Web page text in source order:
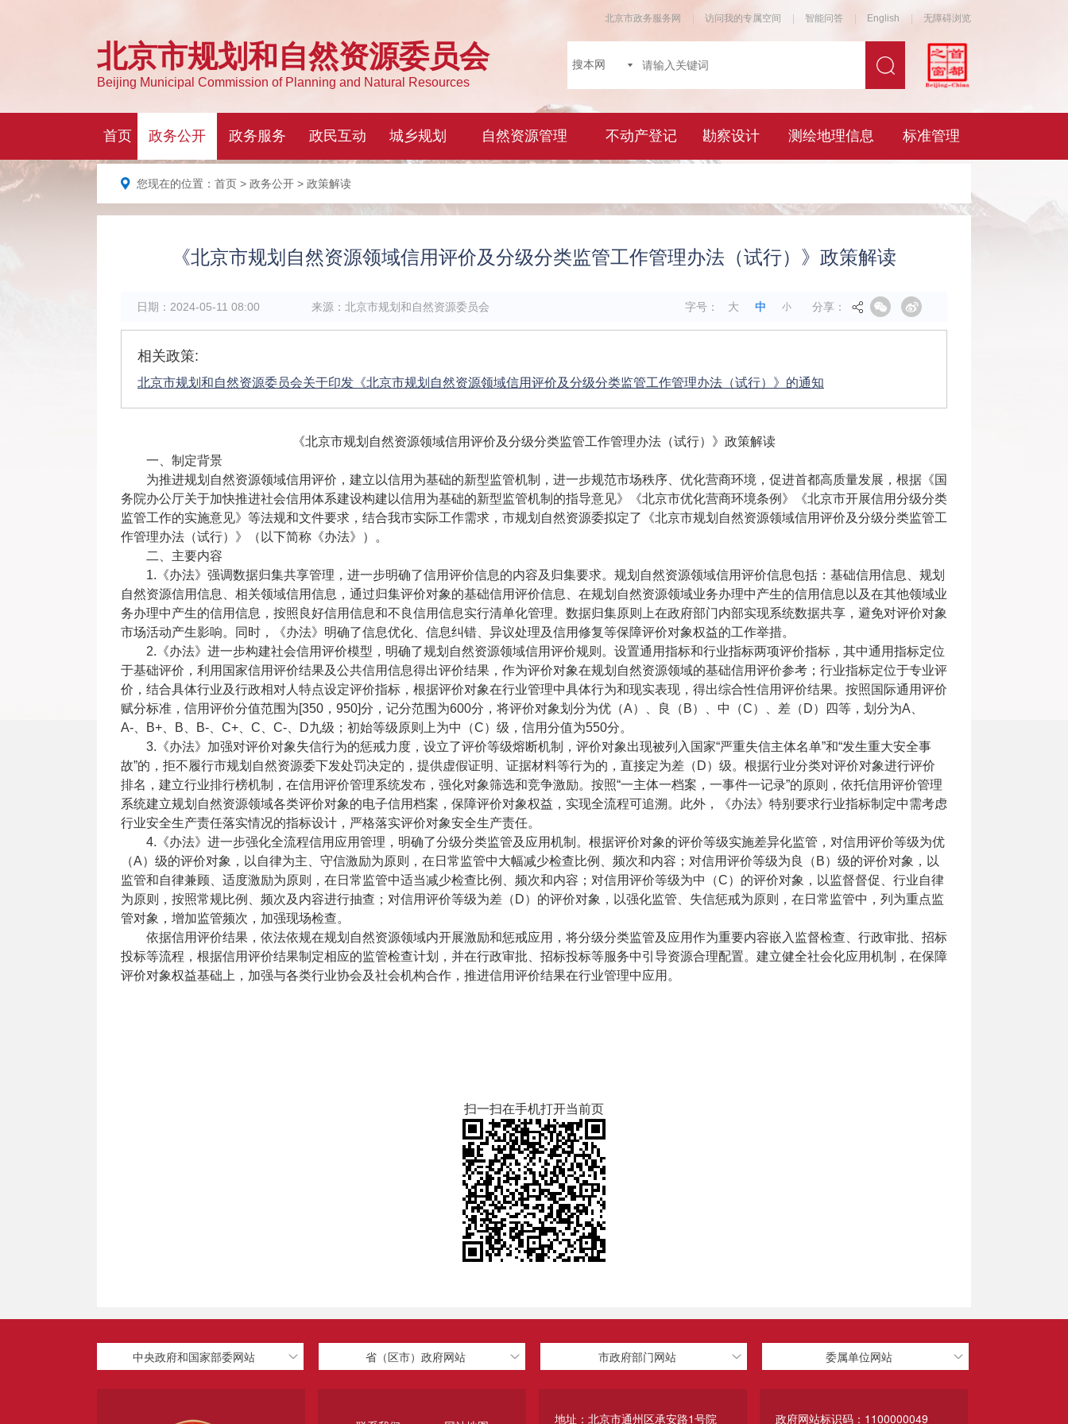
您现在的位置： 首页 > 政务公开 > 政策解读
《北京市规划自然资源领域信用评价及分级分类监管工作管理办法（试行）》政策解读
日期： 2024-05-11 08:00 来源： 北京市规划和自然资源委员会 字号： 大 中 小 分享：
相关政策:
北京市规划和自然资源委员会关于印发《北京市规划自然资源领域信用评价及分级分类监管工作管理办法（试行）》的通知
《北京市规划自然资源领域信用评价及分级分类监管工作管理办法（试行）》政策解读
一、制定背景
为推进规划自然资源领域信用评价，建立以信用为基础的新型监管机制，进一步规范市场秩序、优化营商环境，促进首都高质量发展，根据《国
务院办公厅关于加快推进社会信用体系建设构建以信用为基础的新型监管机制的指导意见》《北京市优化营商环境条例》《北京市开展信用分级分类
监管工作的实施意见》等法规和文件要求，结合我市实际工作需求，市规划自然资源委拟定了《北京市规划自然资源领域信用评价及分级分类监管工
作管理办法（试行）》（以下简称《办法》）。
二、主要内容
1.《办法》强调数据归集共享管理，进一步明确了信用评价信息的内容及归集要求。规划自然资源领域信用评价信息包括：基础信用信息、规划
自然资源信用信息、相关领域信用信息，通过归集评价对象的基础信用评价信息、在规划自然资源领域业务办理中产生的信用信息以及在其他领域业
务办理中产生的信用信息，按照良好信用信息和不良信用信息实行清单化管理。数据归集原则上在政府部门内部实现系统数据共享，避免对评价对象
市场活动产生影响。同时，《办法》明确了信息优化、信息纠错、异议处理及信用修复等保障评价对象权益的工作举措。
2.《办法》进一步构建社会信用评价模型，明确了规划自然资源领域信用评价规则。设置通用指标和行业指标两项评价指标，其中通用指标定位
于基础评价，利用国家信用评价结果及公共信用信息得出评价结果，作为评价对象在规划自然资源领域的基础信用评价参考；行业指标定位于专业评
价，结合具体行业及行政相对人特点设定评价指标，根据评价对象在行业管理中具体行为和现实表现，得出综合性信用评价结果。按照国际通用评价
赋分标准，信用评价分值范围为[350，950]分，记分范围为600分，将评价对象划分为优（A）、良（B）、中（C）、差（D）四等，划分为A、
A-、B+、B、B-、C+、C、C-、D九级；初始等级原则上为中（C）级，信用分值为550分。
3.《办法》加强对评价对象失信行为的惩戒力度，设立了评价等级熔断机制，评价对象出现被列入国家“严重失信主体名单”和“发生重大安全事
故”的，拒不履行市规划自然资源委下发处罚决定的，提供虚假证明、证据材料等行为的，直接定为差（D）级。根据行业分类对评价对象进行评价
排名，建立行业排行榜机制，在信用评价管理系统发布，强化对象筛选和竞争激励。按照“一主体一档案，一事件一记录”的原则，依托信用评价管理
系统建立规划自然资源领域各类评价对象的电子信用档案，保障评价对象权益，实现全流程可追溯。此外，《办法》特别要求行业指标制定中需考虑
行业安全生产责任落实情况的指标设计，严格落实评价对象安全生产责任。
4.《办法》进一步强化全流程信用应用管理，明确了分级分类监管及应用机制。根据评价对象的评价等级实施差异化监管，对信用评价等级为优
（A）级的评价对象，以自律为主、守信激励为原则，在日常监管中大幅减少检查比例、频次和内容；对信用评价等级为良（B）级的评价对象，以
监管和自律兼顾、适度激励为原则，在日常监管中适当减少检查比例、频次和内容；对信用评价等级为中（C）的评价对象，以监督督促、行业自律
为原则，按照常规比例、频次及内容进行抽查；对信用评价等级为差（D）的评价对象，以强化监管、失信惩戒为原则，在日常监管中，列为重点监
管对象，增加监管频次，加强现场检查。
依据信用评价结果，依法依规在规划自然资源领域内开展激励和惩戒应用，将分级分类监管及应用作为重要内容嵌入监督检查、行政审批、招标
投标等流程，根据信用评价结果制定相应的监管检查计划，并在行政审批、招标投标等服务中引导资源合理配置。建立健全社会化应用机制，在保障
评价对象权益基础上，加强与各类行业协会及社会机构合作，推进信用评价结果在行业管理中应用。
扫一扫在手机打开当前页